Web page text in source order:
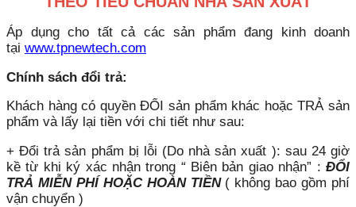
Áp dụng cho tất cả các sản phẩm đang kinh doanh
tại www.tpnewtech.com
Chính sách đổi trả:
Khách hàng có quyền ĐỔI sản phẩm khác hoặc TRẢ sản
phẩm và lấy lại tiền với chi tiết như sau:
+ Đổi trả sản phẩm bị lỗi (Do nhà sản xuất ): sau 24 giờ
kề từ khi ký xác nhận trong “ Biên bản giao nhận” : ĐỔI
TRẢ MIỄN PHÍ HOẶC HOÀN TIỀN( không bao gồm phí
vận chuyển )